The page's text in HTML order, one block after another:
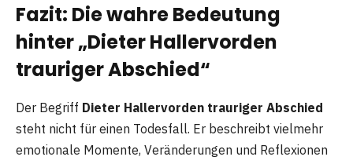
Fazit: Die wahre Bedeutung
hinter „Dieter Hallervorden
trauriger Abschied“
Der Begriff Dieter Hallervorden trauriger Abschied
steht nicht für einen Todesfall. Er beschreibt vielmehr
emotionale Momente, Veränderungen und Reflexionen